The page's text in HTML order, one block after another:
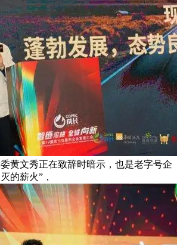
黄文秀正在致辞时暗示，也是老字号企
的薪火”，